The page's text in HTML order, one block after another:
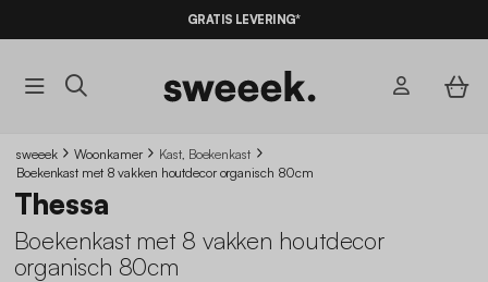
GRATIS LEVERING*
sweeek Woonkamer
Kast, Boekenkast
Boekenkast met 8 vakken houtdecor organisch 80cm
Thessa
Boekenkast met 8 vakken houtdecor
organisch 80cm